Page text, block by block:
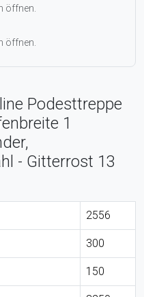
öffnen.
öffnen.
Podesttreppe
1
- Gitterrost 13
2556
300
150